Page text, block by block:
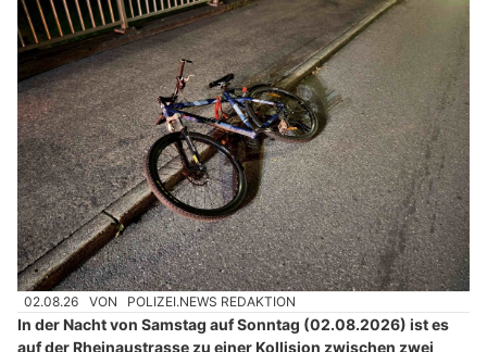
02.08.26 VON POLIZEI.NEWS REDAKTION
In der Nacht von Samstag auf Sonntag (02.08.2026) ist es
auf der Rheinaustrasse zu einer Kollision zwischen zwei